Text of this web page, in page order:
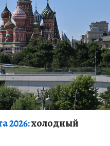
2026:холодный